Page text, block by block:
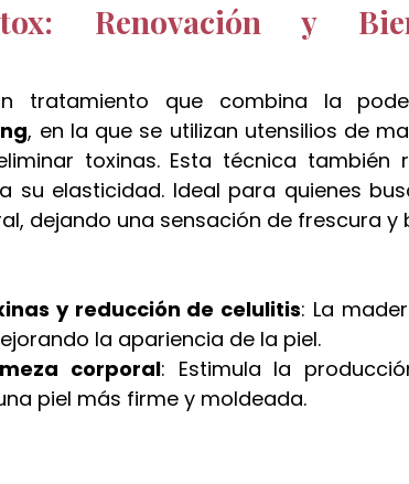
Renovación y
, en la que se utilizan utensilios de
toxinas. Esta técnica también
su elasticidad. Ideal para quienes
dejando una sensación de frescura y
y reducción de celulitis: La
la apariencia de la piel.
corporal: Estimula la
piel más firme y moldeada.